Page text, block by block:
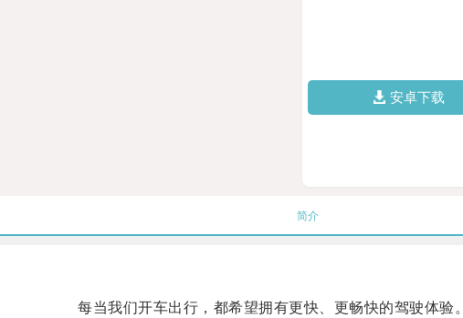
安卓下载
简介
每当我们开车出行，都希望拥有更快、更畅快的驾驶体验。